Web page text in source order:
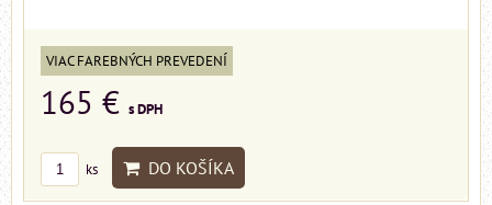
VIAC FAREBNÝCH PREVEDENÍ
165 € s DPH
ks DO KOŠÍKA